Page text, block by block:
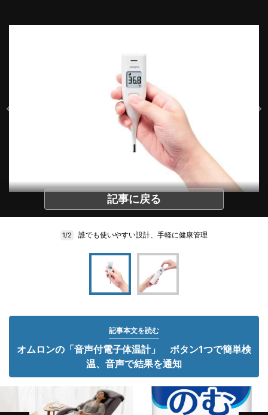
記事に戻る
1/2 誰でも使いやすい設計、手軽に健康管理
記事本文を読む
オムロンの「音声付電子体温計」 ボタン1つで簡単検
温、音声で結果を通知